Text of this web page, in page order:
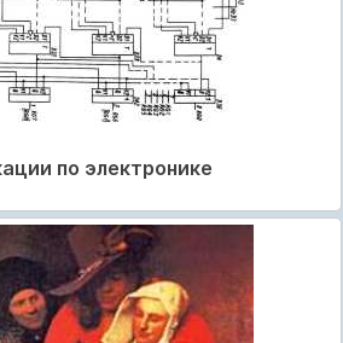
по электронике